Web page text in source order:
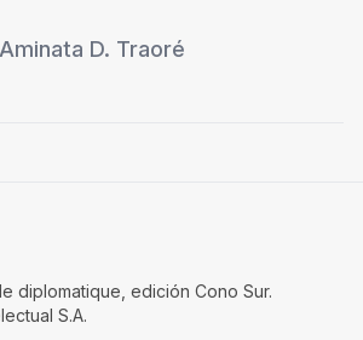
Aminata D. Traoré
diplomatique, edición Cono Sur.
S.A.